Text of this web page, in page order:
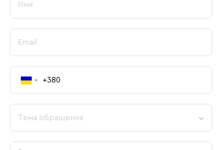
Тема обращения